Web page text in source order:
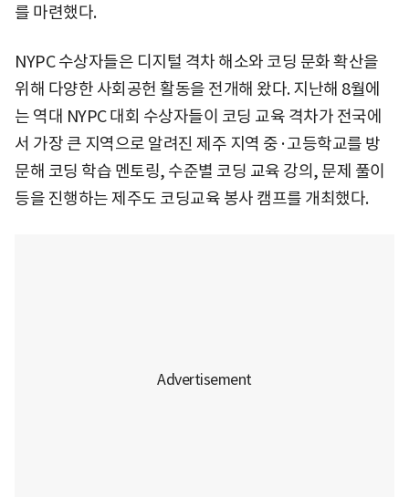
를 마련했다.
NYPC 수상자들은 디지털 격차 해소와 코딩 문화 확산을
위해 다양한 사회공헌 활동을 전개해 왔다. 지난해 8월에
는 역대 NYPC 대회 수상자들이 코딩 교육 격차가 전국에
서 가장 큰 지역으로 알려진 제주 지역 중·고등학교를 방
문해 코딩 학습 멘토링, 수준별 코딩 교육 강의, 문제 풀이
등을 진행하는 제주도 코딩교육 봉사 캠프를 개최했다.